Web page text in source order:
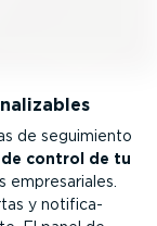
de seguimiento
control de tu
empre­sa­riales.
y notifi­ca­